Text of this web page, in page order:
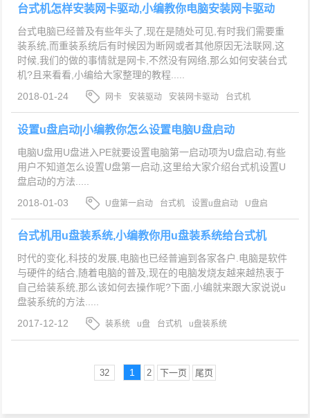
台式机怎样安装网卡驱动,小编教你电脑安装网卡驱动
台式电脑已经普及有些年头了,现在是随处可见,有时我们需要重
装系统,而重装系统后有时候因为断网或者其他原因无法联网,这
时候,我们的做的事情就是网卡,不然没有网络,那么如何安装台式
机?且来看看,小编给大家整理的教程.....
2018-01-24
网卡 安装驱动 安装网卡驱动 台式机
设置u盘启动|小编教你怎么设置电脑U盘启动
电脑U盘用U盘进入PE就要设置电脑第一启动项为U盘启动,有些
用户不知道怎么设置U盘第一启动,这里给大家介绍台式机设置U
盘启动的方法.....
2018-01-03
U盘第一启动 台式机 设置u盘启动
U盘启
动
台式机用u盘装系统,小编教你用u盘装系统给台式机
时代的变化,科技的发展,电脑也已经普遍到各家各户.电脑是软件
与硬件的结合,随着电脑的普及,现在的电脑发烧友越来越热衷于
自己给装系统,那么该如何去操作呢?下面,小编就来跟大家说说u
盘装系统的方法.....
2017-12-12
装系统 u盘 台式机 u盘装系统
32 1 2 下一页 尾页